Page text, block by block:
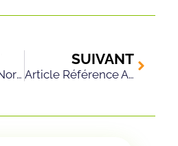
Article Gazette Normandie: Au Salon de l’agriculture, des start-up expérimentent l’agriculture durable
SUIVANT
Article Référence Agro: MYEASYFARM & TERRANIS PARTENAIRES POUR SIMPLIFIER LE PILOTAGE DE L’IRRIGATION